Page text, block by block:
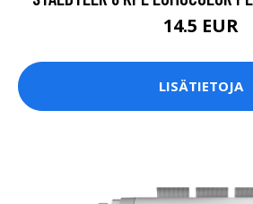
14.5 EUR
LISÄTIETOJA